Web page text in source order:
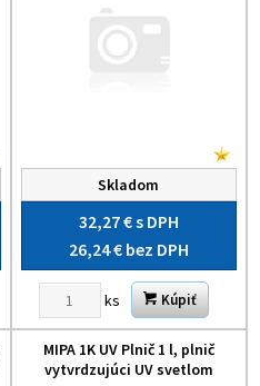
Skladom
32,27 €s DPH
26,24 € bez DPH
ks Kúpiť
MIPA 1K UV Plnič 1 l, plnič
vytvrdzujúci UV svetlom